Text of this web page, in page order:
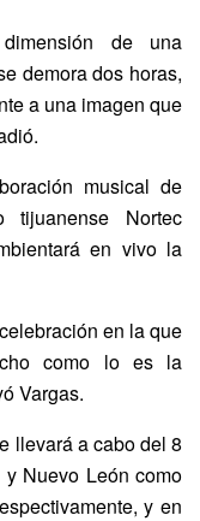
de una
demora dos horas,
a una imagen que
musical de
tijuanense Nortec
en vivo la
en la que
como lo es la
Vargas.
llevará a cabo del 8
Nuevo León como
y en